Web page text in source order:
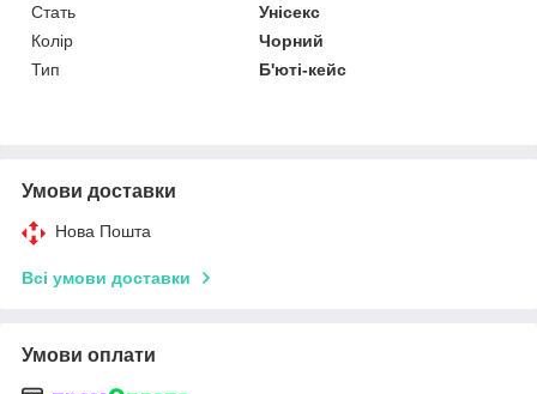
Стать
Унісекс
Колір
Чорний
Тип
Б'юті-кейс
Умови доставки
Нова Пошта
Всі умови доставки
Умови оплати